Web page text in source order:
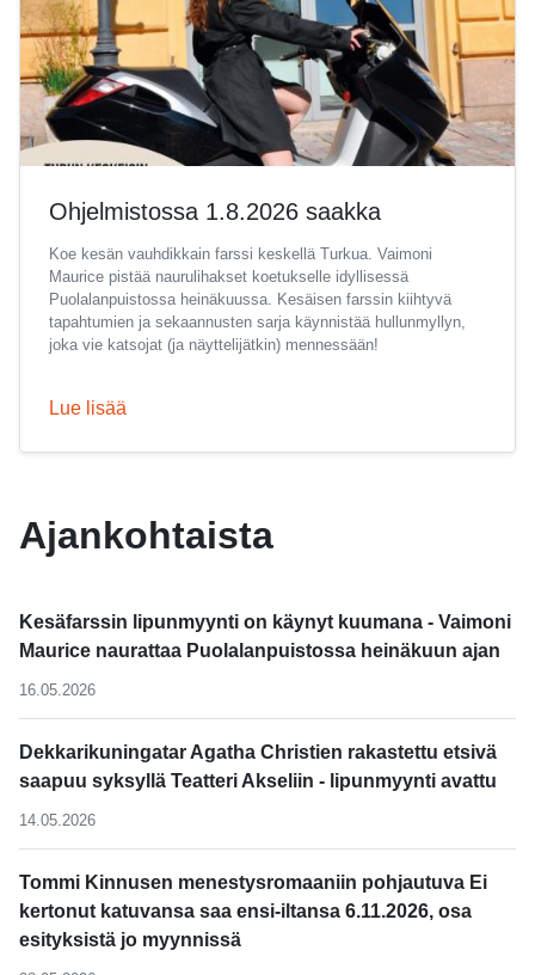
Ajankohtaista
Kesäfarssin lipunmyynti on käynyt kuumana - Vaimoni
Maurice naurattaa Puolalanpuistossa heinäkuun ajan
16.05.2026
Dekkarikuningatar Agatha Christien rakastettu etsivä
saapuu syksyllä Teatteri Akseliin - lipunmyynti avattu
14.05.2026
Tommi Kinnusen menestysromaaniin pohjautuva Ei
kertonut katuvansa saa ensi-iltansa 6.11.2026, osa
esityksistä jo myynnissä
Ohjelmistossa 1.8.2026 saakka
Koe kesän vauhdikkain farssi keskellä Turkua. Vaimoni
Maurice pistää naurulihakset koetukselle idyllisessä
Puolalanpuistossa heinäkuussa. Kesäisen farssin kiihtyvä
tapahtumien ja sekaannusten sarja käynnistää hullunmyllyn,
joka vie katsojat (ja näyttelijätkin) mennessään!
Lue lisää